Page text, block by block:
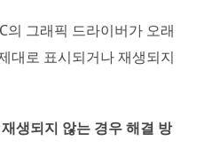
의 그래픽 드라이버가 오래
대로 표시되거나 재생되지
생되지 않는 경우 해결 방